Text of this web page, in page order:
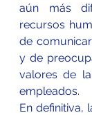
aún más
recursos
de
y de
valores de
empleados.
En definitiva,